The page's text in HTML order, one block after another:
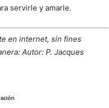
servirle y amarle.
en internet, sin fines
Autor: P. Jacques